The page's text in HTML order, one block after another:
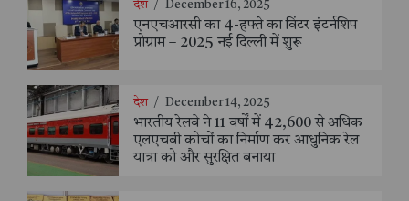
देश / December 16, 2025
एनएचआरसी का 4-हफ्ते का विंटर इंटर्नशिप
प्रोग्राम – 2025 नई दिल्ली में शुरू
देश / December 14, 2025
भारतीय रेलवे ने 11 वर्षों में 42,600 से अधिक
एलएचबी कोचों का निर्माण कर आधुनिक रेल
यात्रा को और सुरक्षित बनाया